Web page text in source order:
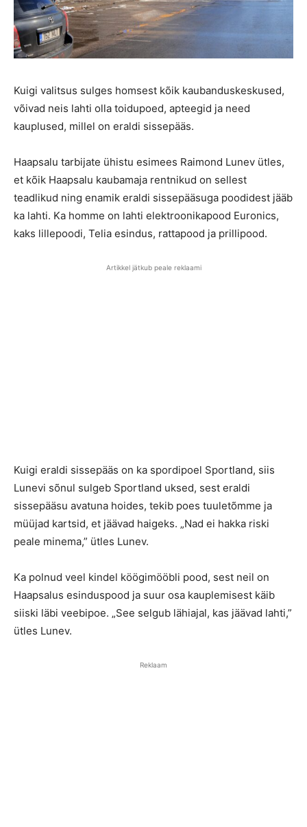
Kuigi valitsus sulges homsest kõik kaubanduskeskused,
võivad neis lahti olla toidupoed, apteegid ja need
kauplused, millel on eraldi sissepääs.
Haapsalu tarbijate ühistu esimees Raimond Lunev ütles,
et kõik Haapsalu kaubamaja rentnikud on sellest
teadlikud ning enamik eraldi sissepääsuga poodidest jääb
ka lahti. Ka homme on lahti elektroonikapood Euronics,
kaks lillepoodi, Telia esindus, rattapood ja prillipood.
Artikkel jätkub peale reklaami
Kuigi eraldi sissepääs on ka spordipoel Sportland, siis
Lunevi sõnul sulgeb Sportland uksed, sest eraldi
sissepääsu avatuna hoides, tekib poes tuuletõmme ja
müüjad kartsid, et jäävad haigeks. „Nad ei hakka riski
peale minema,” ütles Lunev.
Ka polnud veel kindel köögimööbli pood, sest neil on
Haapsalus esinduspood ja suur osa kauplemisest käib
siiski läbi veebipoe. „See selgub lähiajal, kas jäävad lahti,”
ütles Lunev.
Reklaam